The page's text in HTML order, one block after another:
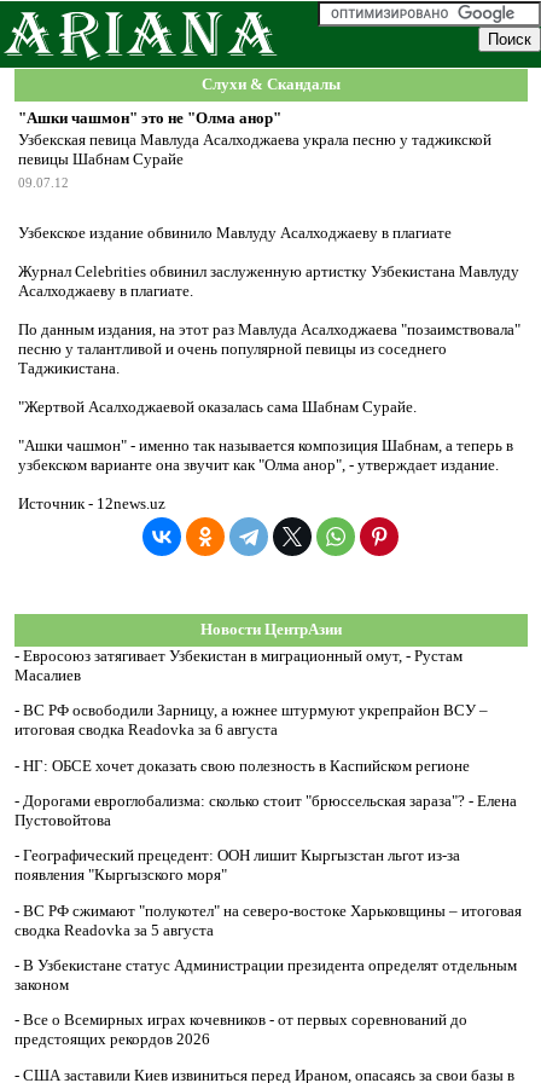
Слухи & Скандалы
"Ашки чашмон" это не "Олма анор"
Узбекская певица Мавлуда Асалходжаева украла песню у таджикской
певицы Шабнам Сурайе
09.07.12
Узбекское издание обвинило Мавлуду Асалходжаеву в плагиате
Журнал Celebrities обвинил заслуженную артистку Узбекистана Мавлуду
Асалходжаеву в плагиате.
По данным издания, на этот раз Мавлуда Асалходжаева "позаимствовала"
песню у талантливой и очень популярной певицы из соседнего
Таджикистана.
"Жертвой Асалходжаевой оказалась сама Шабнам Сурайе.
"Ашки чашмон" - именно так называется композиция Шабнам, а теперь в
узбекском варианте она звучит как "Олма анор", - утверждает издание.
Источник - 12news.uz
Новости ЦентрАзии
- Евросоюз затягивает Узбекистан в миграционный омут, - Рустам
Масалиев
- ВС РФ освободили Зарницу, а южнее штурмуют укрепрайон ВСУ –
итоговая сводка Readovka за 6 августа
- НГ: ОБСЕ хочет доказать свою полезность в Каспийском регионе
- Дорогами евроглобализма: сколько стоит "брюссельская зараза"? - Елена
Пустовойтова
- Географический прецедент: ООН лишит Кыргызстан льгот из-за
появления "Кыргызского моря"
- ВС РФ сжимают "полукотел" на северо-востоке Харьковщины – итоговая
сводка Readovka за 5 августа
- В Узбекистане статус Администрации президента определят отдельным
законом
- Все о Всемирных играх кочевников - от первых соревнований до
предстоящих рекордов 2026
- США заставили Киев извиниться перед Ираном, опасаясь за свои базы в